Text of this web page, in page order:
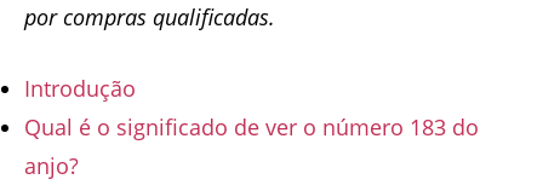
por compras qualificadas.
Introdução
Qual é o significado de ver o número 183 do
anjo?